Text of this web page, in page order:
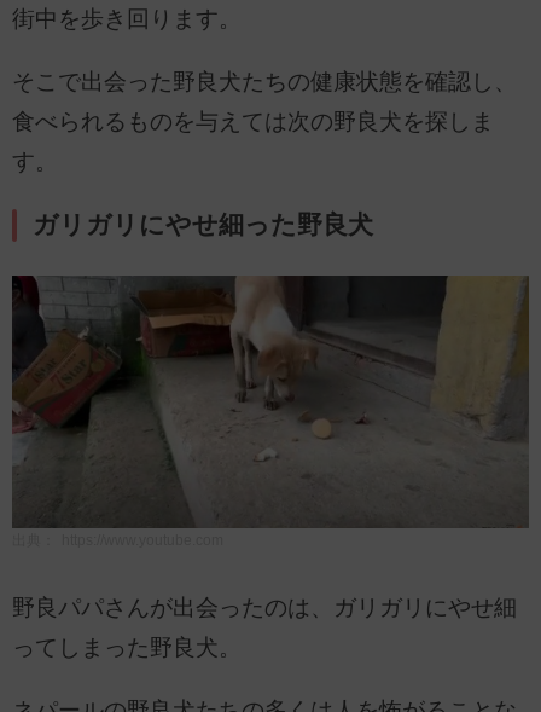
街中を歩き回ります。
そこで出会った野良犬たちの健康状態を確認し、
食べられるものを与えては次の野良犬を探しま
す。
ガリガリにやせ細った野良犬
野良パパさんが出会ったのは、ガリガリにやせ細
ってしまった野良犬。